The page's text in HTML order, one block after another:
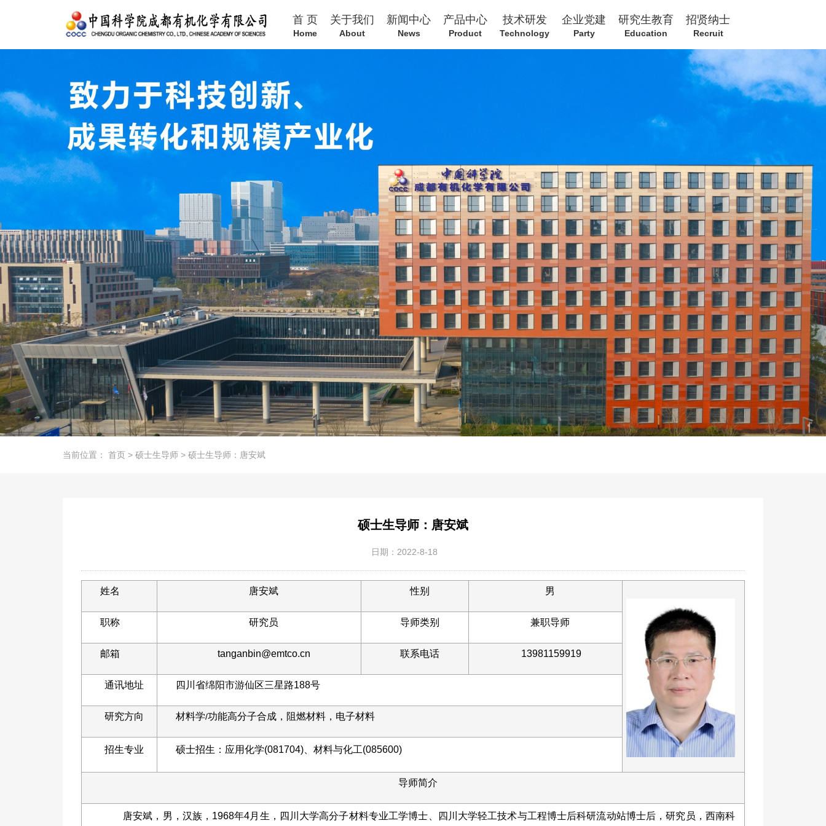
首 页
Home
关于我们
About
新闻中心
News
产品中心
Product
技术研发
Technology
企业党建
Party
研究生教育
Education
招贤纳士
Recruit
当前位置： 首页 > 硕士生导师 > 硕士生导师：唐安斌
硕士生导师：唐安斌
日期：2022-8-18
姓名 唐安斌 性别 男
职称 研究员 导师类别 兼职导师
邮箱 tanganbin@emtco.cn 联系电话 13981159919
通讯地址 四川省绵阳市游仙区三星路188号
研究方向 材料学/功能高分子合成，阻燃材料，电子材料
招生专业 硕士招生：应用化学(081704)、材料与化工(085600)
导师简介
唐安斌，男，汉族，1968年4月生，四川大学高分子材料专业工学博士、四川大学轻工技术与工程博士后科研流动站博士后，研究员，西南科